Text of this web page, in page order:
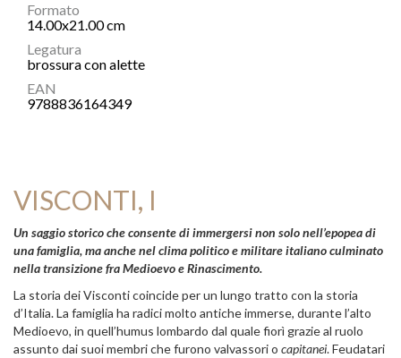
Formato
14.00x21.00 cm
Legatura
brossura con alette
EAN
9788836164349
VISCONTI, I
Un saggio storico che consente di immergersi non solo nell’epopea di
una famiglia, ma anche nel clima politico e militare italiano culminato
nella transizione fra Medioevo e Rinascimento.
La storia dei Visconti coincide per un lungo tratto con la storia
d’Italia. La famiglia ha radici molto antiche immerse, durante l’alto
Medioevo, in quell’humus lombardo dal quale fiorì grazie al ruolo
assunto dai suoi membri che furono valvassori o capitanei. Feudatari